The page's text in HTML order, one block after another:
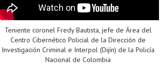
Teniente coronel Fredy Bautista, jefe de Área del
Centro Cibernético Policial de la Dirección de
Investigación Criminal e Interpol (Dijín) de la Policía
Nacional de Colombia